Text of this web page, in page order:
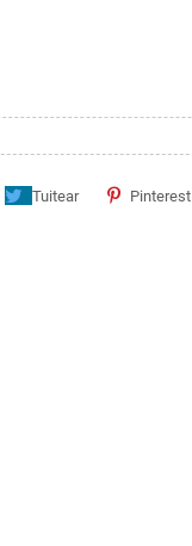
Tuitear Pinterest